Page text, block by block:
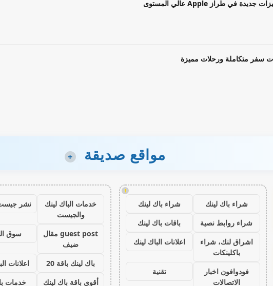
سفر متكاملة ورحلات مميزة
مواقع صديقة +
!
شراء باك لينك
شراء باك لينك
شراء روابط نصية
باقات باك لينك
اشراق لنك، شراء
باكلينكات
اعلانات الباك لينك
فودوافون اخبار
الاتصالات
تقنية
خدمات الباك لينك
والجيست
نشر
guest post مقال
ضيف
سوق
باك لينك باقة 20
اعلانات
أقوى باقة باك لينك
خدمات